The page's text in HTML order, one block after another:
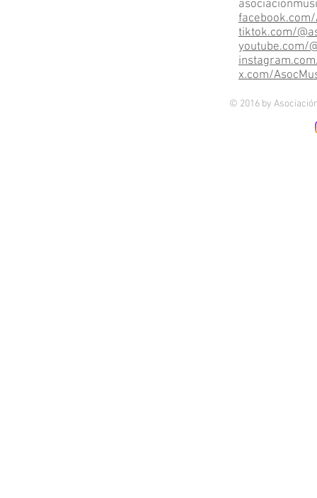
f
tiktok.com/
youtube.com/
x.com/
© 2016 by